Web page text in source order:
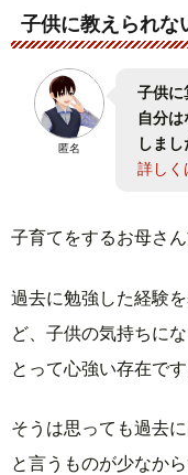
子供に教えられな
匿名
子供に
自分
しまし
詳しく
子育てをするお母さ
過去に勉強した経験
ど、子供の気持ちに
とって心強い存在です
そうは思っても過去
と言うものが少なか